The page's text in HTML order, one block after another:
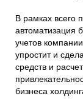
В рамках всего
автоматизация
учетов
упростит и
средств и
бизнеса